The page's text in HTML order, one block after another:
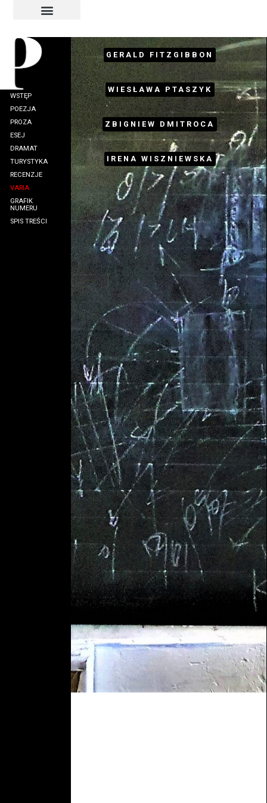
WSTĘP
POEZJA
PROZA
ESEJ
DRAMAT
TURYSTYKA
RECENZJE
VARIA
GRAFIK
NUMERU
SPIS TREŚCI
GERALD FITZGIBBON
WIESŁAWA PTASZYK
ZBIGNIEW DMITROCA
IRENA WISZNIEWSKA